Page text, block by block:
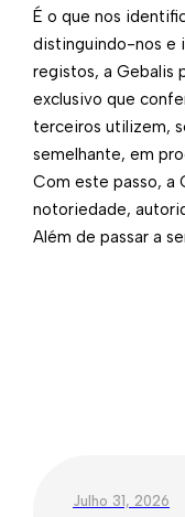
É o que nos
distinguindo-nos e
registos, a Gebalis
exclusivo que
terceiros utilizem,
semelhante, em
Com este passo, a
notoriedade,
Além de passar a
Julho 31, 2026